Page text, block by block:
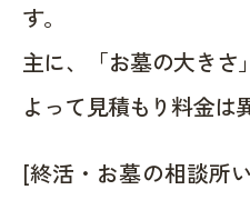
す。
主に、「お墓の大きさ
よって見積もり料金は
[終活・お墓の相談所